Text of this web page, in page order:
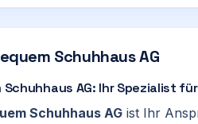
Schuhhaus AG
Schuhhaus AG: Ihr Spezialist
Schuhhaus AG ist Ihr